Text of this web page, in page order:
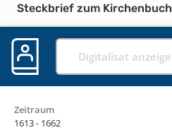
Steckbrief zum Kirchenbuch
Digitalisat
Zeitraum
1613 - 1662